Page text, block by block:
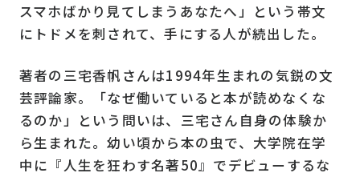
スマホばかり見てしまうあなたへ」という帯文
にトドメを刺されて、手にする人が続出した。
著者の三宅香帆さんは1994年生まれの気鋭の文
芸評論家。「なぜ働いていると本が読めなくな
るのか」という問いは、三宅さん自身の体験か
ら生まれた。幼い頃から本の虫で、大学院在学
中に『人生を狂わす名著50』でデビューするな